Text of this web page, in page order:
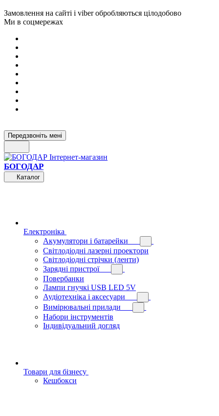
Замовлення на сайті і viber обробляються цілодобово
Ми в соцмережах
Передзвоніть мені
БОГОДАР
Каталог
Електроніка
Акумулятори і батарейки
Світлодіодні лазерні проектори
Світлодіодні стрічки (ленти)
Зарядні пристрої
Повербанки
Лампи гнучкі USB LED 5V
Аудіотехніка і аксесуари
Вимірювальні прилади
Набори інструментів
Індивідуальний догляд
Товари для бізнесу
Кешбокси